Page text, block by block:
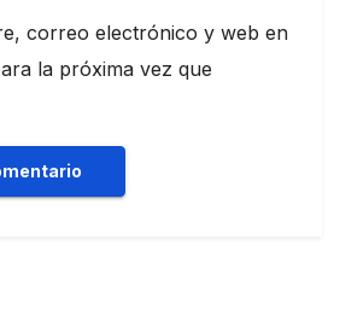
correo electrónico y web en
la próxima vez que